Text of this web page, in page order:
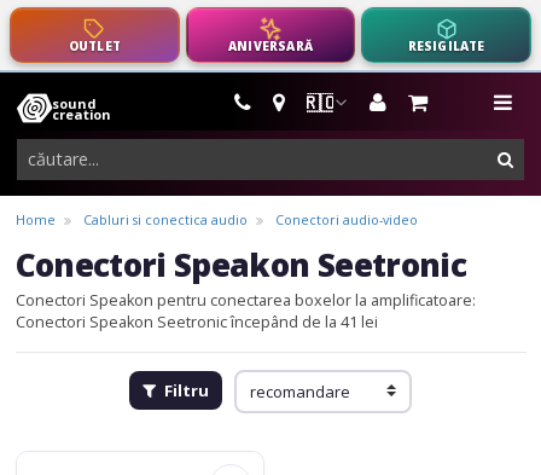
OUTLET ANIVERSARĂ RESIGILATE
🇷🇴
sound
creation
instrumente
muzicale,
echipamente
pro-
audio
Home Cabluri si conectica audio Conectori audio-video
Conectori Speakon Seetronic
Conectori Speakon pentru conectarea boxelor la amplificatoare:
Conectori Speakon Seetronic începând de la 41 lei
Filtru
Seetronic